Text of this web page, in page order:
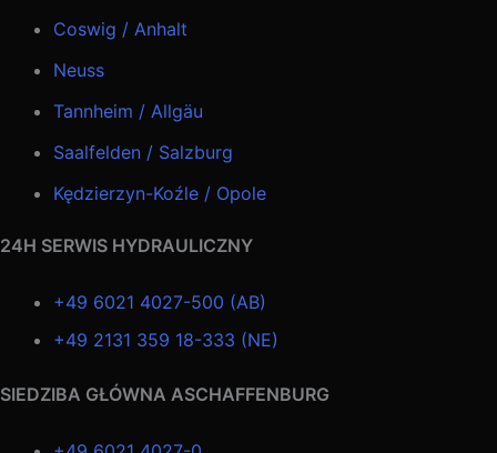
Coswig / Anhalt
Neuss
Tannheim / Allgäu
Saalfelden / Salzburg
Kędzierzyn-Koźle / Opole
24H SERWIS HYDRAULICZNY
+49 6021 4027-500 (AB)
+49 2131 359 18-333 (NE)
SIEDZIBA GŁÓWNA ASCHAFFENBURG